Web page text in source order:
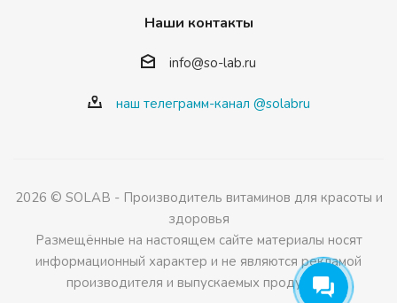
Наши контакты
info@so-lab.ru
наш телеграмм-канал @solabru
2026 © SOLAB - Производитель витаминов для красоты и
здоровья
Размещённые на настоящем сайте материалы носят
информационный характер и не являются рекламой
производителя и выпускаемых продуктов